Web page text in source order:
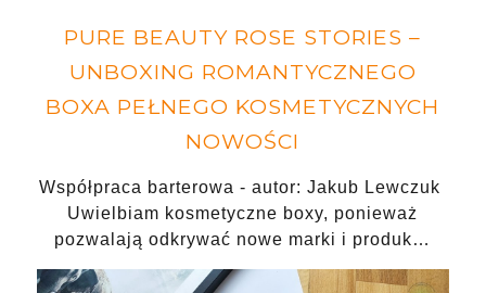
PURE BEAUTY ROSE STORIES –
UNBOXING ROMANTYCZNEGO
BOXA PEŁNEGO KOSMETYCZNYCH
NOWOŚCI
Współpraca barterowa - autor: Jakub Lewczuk
Uwielbiam kosmetyczne boxy, ponieważ
pozwalają odkrywać nowe marki i produk…